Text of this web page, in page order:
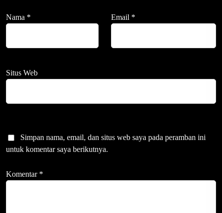
Nama * Email *
Situs Web
Simpan nama, email, dan situs web saya pada peramban ini
untuk komentar saya berikutnya.
Komentar *